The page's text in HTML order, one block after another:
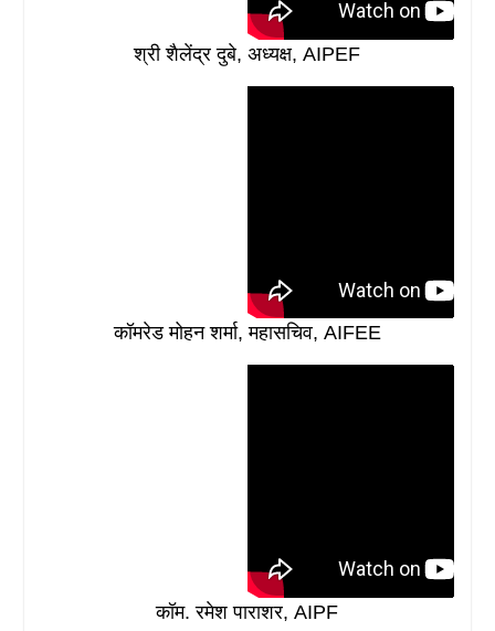
श्री शैलेंद्र दुबे, अध्यक्ष, AIPEF
कॉमरेड मोहन शर्मा, महासचिव, AIFEE
कॉम. रमेश पाराशर, AIPF